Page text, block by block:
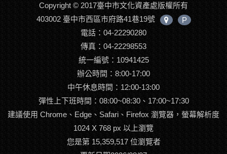
Copyright © 2017臺中市文化資產處版權所有
403002 臺中市西區市府路41巷19號
中
P
電話：04-22290280
傳真：04-22298553
統一編號：10941425
辦公時間：8:00-17:00
中午休息時間：12:00-13:00
彈性上下班時間：08:00~08:30、17:00~17:30
建議使用 Chrome、Edge、Safari、Firefox 瀏覽器，螢幕解析度
1024 X 768 px 以上瀏覽
您是第 15,359,517 位瀏覽者